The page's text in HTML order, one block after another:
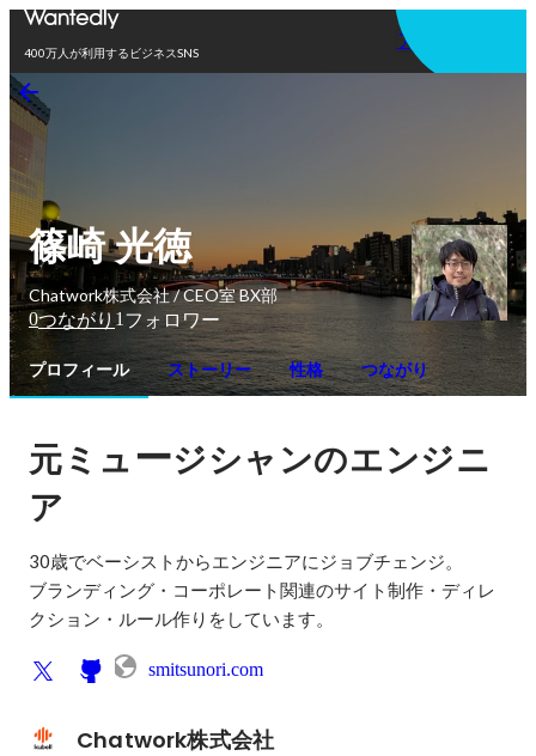
400万人が利用するビジネスSNS
アプリを使う
篠崎 光徳
Chatwork株式会社 / CEO室 BX部
0つながり 1 フォロワー
プロフィール ストーリー 性格 つながり
元ミュージシャンのエンジニ
ア
30歳でベーシストからエンジニアにジョブチェンジ。
ブランディング・コーポレート関連のサイト制作・ディレ
クション・ルール作りをしています。
smitsunori.com
Chatwork株式会社